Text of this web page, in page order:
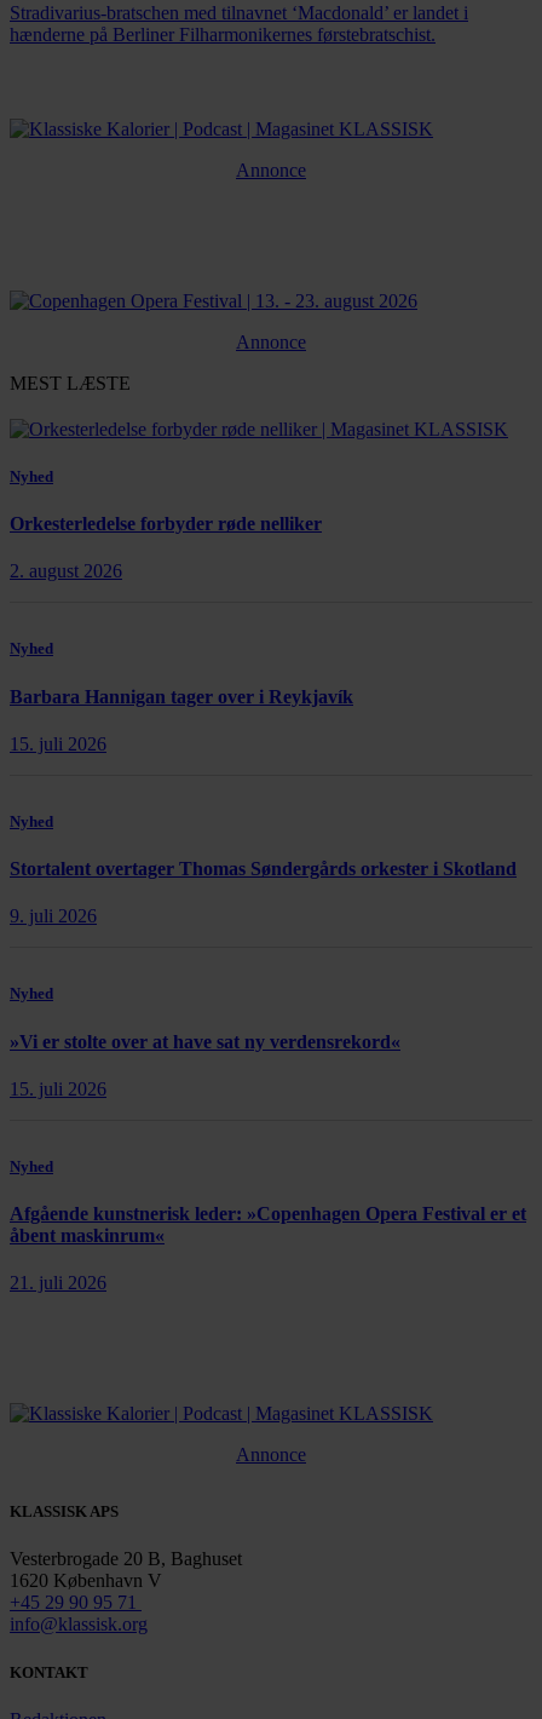
Stradivarius-bratschen med tilnavnet ‘Macdonald’ er landet i
hænderne på Berliner Filharmonikernes førstebratschist.
Annonce
Annonce
MEST LÆSTE
Nyhed
Orkesterledelse forbyder røde nelliker
2. august 2026
Nyhed
Barbara Hannigan tager over i Reykjavík
15. juli 2026
Nyhed
Stortalent overtager Thomas Søndergårds orkester i Skotland
9. juli 2026
Nyhed
»Vi er stolte over at have sat ny verdensrekord«
15. juli 2026
Nyhed
Afgående kunstnerisk leder: »Copenhagen Opera Festival er et
åbent maskinrum«
21. juli 2026
Annonce
KLASSISK APS
Vesterbrogade 20 B, Baghuset
1620 København V
+45 29 90 95 71
info@klassisk.org
KONTAKT